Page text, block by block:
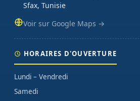
Sfax, Tunisie
Voir sur Google Maps →
HORAIRES D'OUVERTURE
Lundi – Vendredi
Samedi